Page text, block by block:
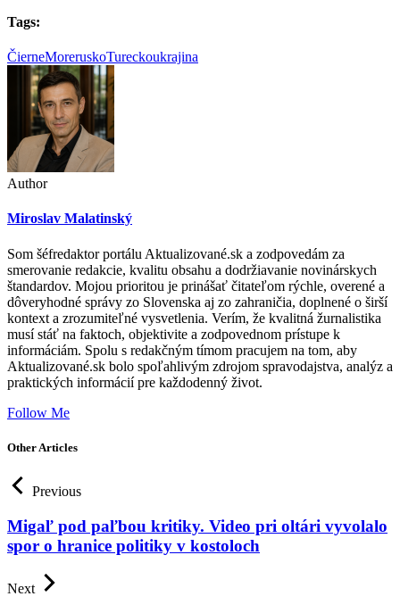
Tags:
ČierneMoreruskoTureckoukrajina
Author
Miroslav Malatinský
Som šéfredaktor portálu Aktualizované.sk a zodpovedám za
smerovanie redakcie, kvalitu obsahu a dodržiavanie novinárskych
štandardov. Mojou prioritou je prinášať čitateľom rýchle, overené a
dôveryhodné správy zo Slovenska aj zo zahraničia, doplnené o širší
kontext a zrozumiteľné vysvetlenia. Verím, že kvalitná žurnalistika
musí stáť na faktoch, objektivite a zodpovednom prístupe k
informáciám. Spolu s redakčným tímom pracujem na tom, aby
Aktualizované.sk bolo spoľahlivým zdrojom spravodajstva, analýz a
praktických informácií pre každodenný život.
Follow Me
Other Articles
Previous
Migaľ pod paľbou kritiky. Video pri oltári vyvolalo
spor o hranice politiky v kostoloch
Next